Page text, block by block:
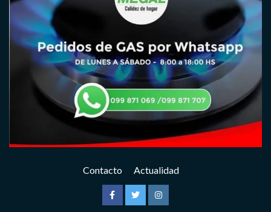
Contacto Actualidad
FacebookTwitterInstagram